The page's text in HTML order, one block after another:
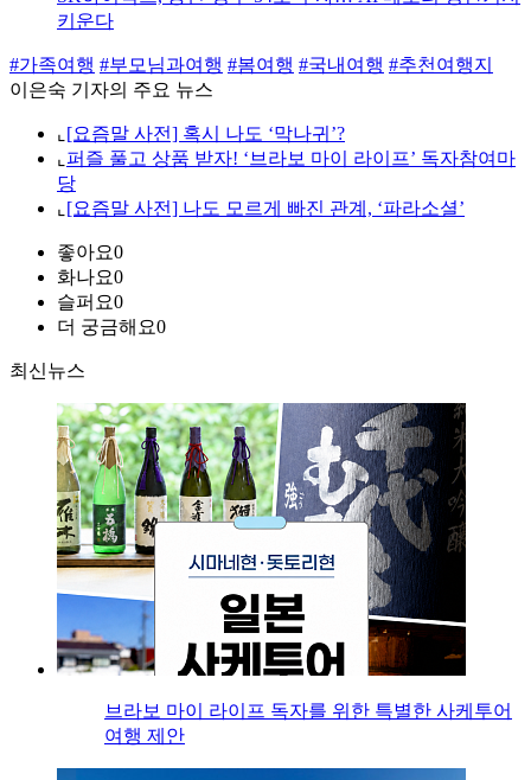
키운다
#가족여행 #부모님과여행 #봄여행 #국내여행 #추천여행지
이은숙 기자의 주요 뉴스
⌞ [요즘말 사전] 혹시 나도 ‘막나귀’?
⌞ 퍼즐 풀고 상품 받자! ‘브라보 마이 라이프’ 독자참여마
당
⌞ [요즘말 사전] 나도 모르게 빠진 관계, ‘파라소셜’
좋아요0
화나요0
슬퍼요0
더 궁금해요0
최신뉴스
브라보 마이 라이프 독자를 위한 특별한 사케투어
여행 제안